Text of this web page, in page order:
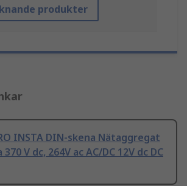
produkter
INSTA DIN-skena Nätaggregat
V dc, 264V ac AC/DC 12V dc DC